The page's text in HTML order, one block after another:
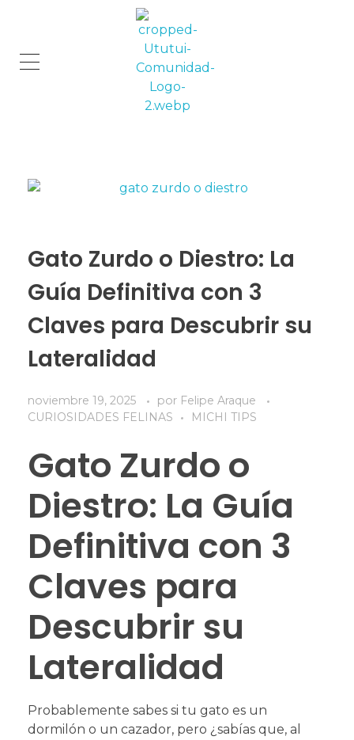
Gato Zurdo o Diestro: La
Guía Definitiva con 3
Claves para Descubrir su
Lateralidad
noviembre 19, 2025 por Felipe Araque
CURIOSIDADES FELINAS
MICHI TIPS
Gato Zurdo o
Diestro: La Guía
Definitiva con 3
Claves para
Descubrir su
Lateralidad
Probablemente sabes si tu gato es un
dormilón o un cazador, pero ¿sabías que, al